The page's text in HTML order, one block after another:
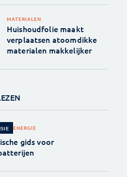
MATERIALEN
Huishoudfolie maakt
verplaatsen atoomdikke
materialen makkelijker
ENERGIE
gids voor